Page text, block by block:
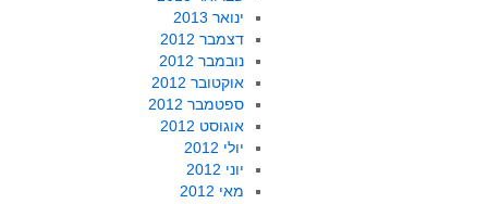
ינואר 2013
דצמבר 2012
נובמבר 2012
אוקטובר 2012
ספטמבר 2012
אוגוסט 2012
יולי 2012
יוני 2012
מאי 2012